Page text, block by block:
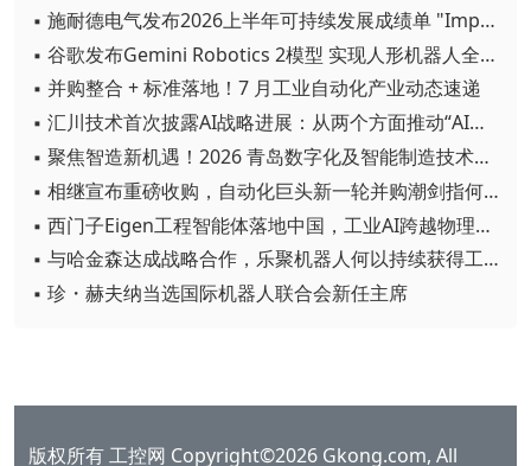
▪ 施耐德电气发布2026上半年可持续发展成绩单 "Impact 2030"路线图开局稳健
▪ 谷歌发布Gemini Robotics 2模型 实现人形机器人全身智能控制突破
▪ 并购整合 + 标准落地！7 月工业自动化产业动态速递
▪ 汇川技术首次披露AI战略进展：从两个方面推动“AI业务化”落地
▪ 聚焦智造新机遇！2026 青岛数字化及智能制造技术论坛圆满落幕
▪ 相继宣布重磅收购，自动化巨头新一轮并购潮剑指何方？
▪ 西门子Eigen工程智能体落地中国，工业AI跨越物理世界“确定性”拐点
▪ 与哈金森达成战略合作，乐聚机器人何以持续获得工业巨头青睐？
▪ 珍・赫夫纳当选国际机器人联合会新任主席
版权所有 工控网 Copyright©2026 Gkong.com, All